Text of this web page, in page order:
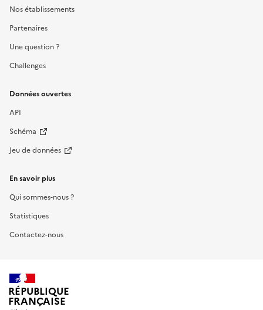
Nos établissements
Partenaires
Une question ?
Challenges
Données ouvertes
API
Schéma
Jeu de données
En savoir plus
Qui sommes-nous ?
Statistiques
Contactez-nous
RÉPUBLIQUE
FRANÇAISE